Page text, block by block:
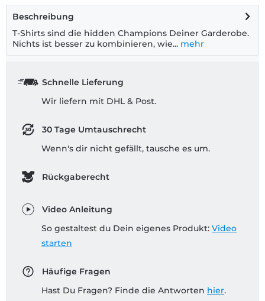
Beschreibung
T-Shirts sind die hidden Champions Deiner Garderobe.
Nichts ist besser zu kombinieren, wie... mehr
Schnelle Lieferung
Wir liefern mit DHL & Post.
30 Tage Umtauschrecht
Wenn's dir nicht gefällt, tausche es um.
Rückgaberecht
Video Anleitung
So gestaltest du Dein eigenes Produkt: Video
starten
Häufige Fragen
Hast Du Fragen? Finde die Antworten hier.